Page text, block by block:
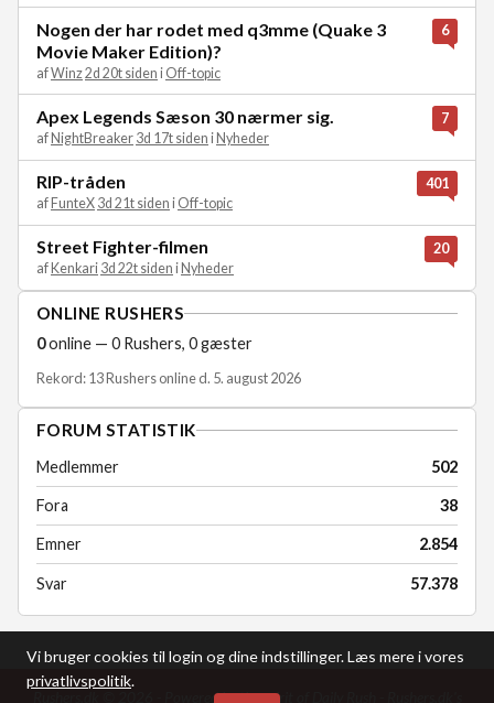
Nogen der har rodet med q3mme (Quake 3
Movie Maker Edition)?
afWinz2d 20t siden i Off-topic
6
Apex Legends Sæson 30 nærmer sig.
af NightBreaker 3d 17t siden i Nyheder
7
RIP-tråden
af FunteX 3d 21t siden i Off-topic
401
Street Fighter-filmen
af Kenkari 3d 22t siden i Nyheder
20
ONLINE RUSHERS
0online — 0 Rushers, 0 gæster
Rekord: 13 Rushers online d. 5. august 2026
FORUM STATISTIK
Medlemmer 502
Fora 38
Emner 2.854
Svar 57.378
Rushers.dk © 2026 - Powered by the spirit of Daily Rush -
Vi bruger cookies til login og dine indstillinger. Læs mere i vores
privatlivspolitik.